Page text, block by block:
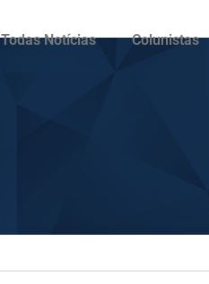
Todas Notícias Colunistas